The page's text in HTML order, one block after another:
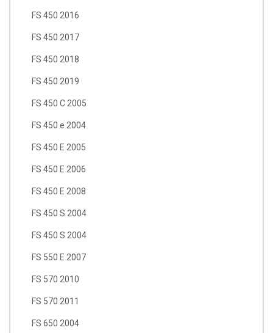
FS 450 2016
FS 450 2017
FS 450 2018
FS 450 2019
FS 450 C 2005
FS 450 e 2004
FS 450 E 2005
FS 450 E 2006
FS 450 E 2008
FS 450 S 2004
FS 450 S 2004
FS 550 E 2007
FS 570 2010
FS 570 2011
FS 650 2004